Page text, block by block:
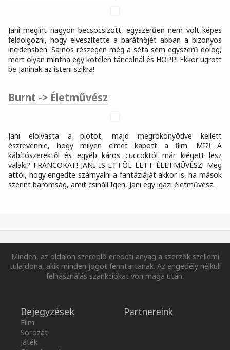
Jani megint nagyon becsocsizott, egyszerűen nem volt képes
feldolgozni, hogy elveszítette a barátnőjét abban a bizonyos
incidensben. Sajnos részegen még a séta sem egyszerű dolog,
mert olyan mintha egy kötélen táncolnál és HOPP! Ekkor ugrott
be Janinak az isteni szikra!
Burnt -> Életművész
Jani elolvasta a plotot, majd megrökönyödve kellett
észrevennie, hogy milyen címet kapott a film. MI?! A
kábítószerektől és egyéb káros cuccoktól már kiégett lesz
valaki? FRANCOKAT! JANI IS ETTŐL LETT ÉLETMŰVÉSZ! Meg
attól, hogy engedte szárnyalni a fantáziáját akkor is, ha mások
szerint baromság, amit csinál! Igen, Jani egy igazi életművész.
Minden, az oldalon szereplő eredeti anyag a szerzők szellemi
tulajdona, akik minden jogot fenntartanak. Az engedély nélküli
felhasználás szankciókat von maga után.
Bejegyzések
Film
Sorozat
Játék
Partnereink